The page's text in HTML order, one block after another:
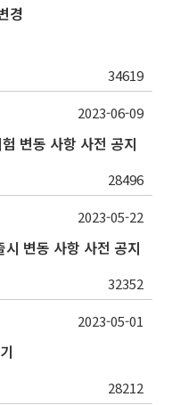
경
34619
변동 사항 사전 공지
28496
2023-06-09
변동 사항 사전 공지
32352
2023-05-22
28212
2023-05-01